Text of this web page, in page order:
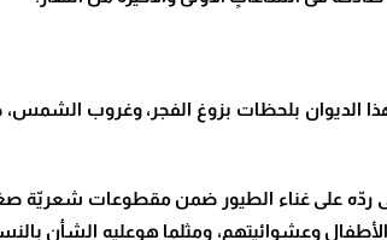
هذا الديوان بلحظات بزوغ الفجر، وغروب
ردّه على غناء الطيور ضمن مقطوعات شعريّة
وعشوائيتهم، ومثلما هوعليه الشأن